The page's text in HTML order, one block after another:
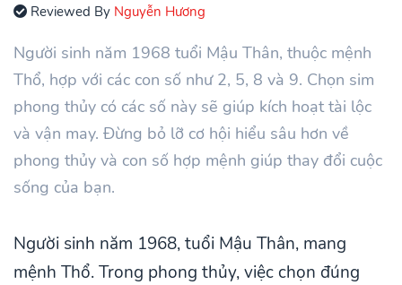
Reviewed By Nguyễn Hương
Người sinh năm 1968 tuổi Mậu Thân, thuộc mệnh
Thổ, hợp với các con số như 2, 5, 8 và 9. Chọn sim
phong thủy có các số này sẽ giúp kích hoạt tài lộc
và vận may. Đừng bỏ lỡ cơ hội hiểu sâu hơn về
phong thủy và con số hợp mệnh giúp thay đổi cuộc
sống của bạn.
Người sinh năm 1968, tuổi Mậu Thân, mang
mệnh Thổ. Trong phong thủy, việc chọn đúng